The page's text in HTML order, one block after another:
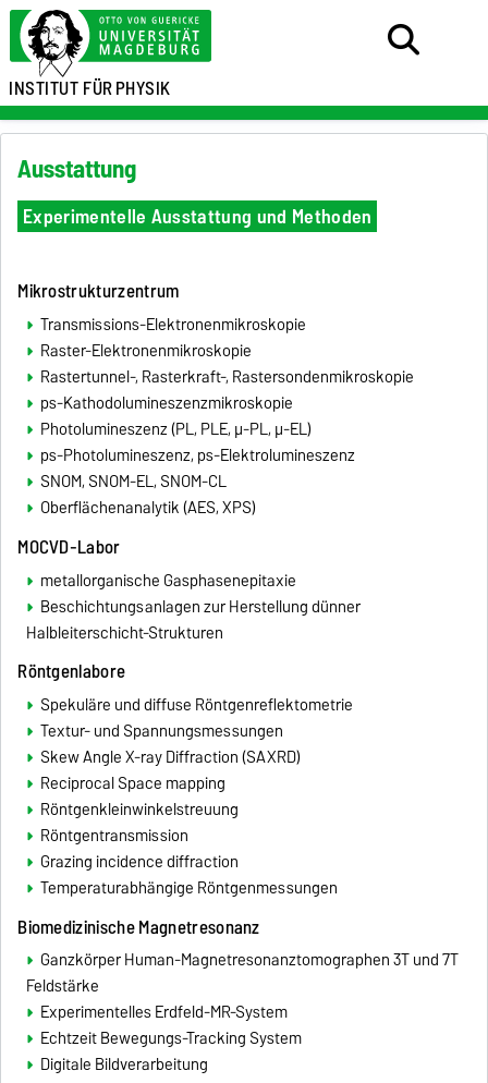
INSTITUT FÜRPHYSIK
Ausstattung
Experimentelle Ausstattung und Methoden
Mikrostrukturzentrum
Transmissions-Elektronenmikroskopie
Raster-Elektronenmikroskopie
Rastertunnel-, Rasterkraft-, Rastersondenmikroskopie
ps-Kathodolumineszenzmikroskopie
Photolumineszenz (PL, PLE, µ-PL, µ-EL)
ps-Photolumineszenz, ps-Elektrolumineszenz
SNOM, SNOM-EL, SNOM-CL
Oberflächenanalytik (AES, XPS)
MOCVD-Labor
metallorganische Gasphasenepitaxie
Beschichtungsanlagen zur Herstellung dünner
Halbleiterschicht-Strukturen
Röntgenlabore
Spekuläre und diffuse Röntgenreflektometrie
Textur- und Spannungsmessungen
Skew Angle X-ray Diffraction (SAXRD)
Reciprocal Space mapping
Röntgenkleinwinkelstreuung
Röntgentransmission
Grazing incidence diffraction
Temperaturabhängige Röntgenmessungen
Biomedizinische Magnetresonanz
Ganzkörper Human-Magnetresonanztomographen 3T und 7T
Feldstärke
Experimentelles Erdfeld-MR-System
Echtzeit Bewegungs-Tracking System
Digitale Bildverarbeitung